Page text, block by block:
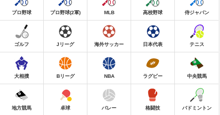
プロ野球 プロ野球(2軍) MLB 高校野球 侍ジャパン
ゴルフ Jリーグ 海外サッカー 日本代表 テニス
大相撲 Bリーグ NBA ラグビー 中央競馬
地方競馬 卓球 バレー 格闘技 バドミントン